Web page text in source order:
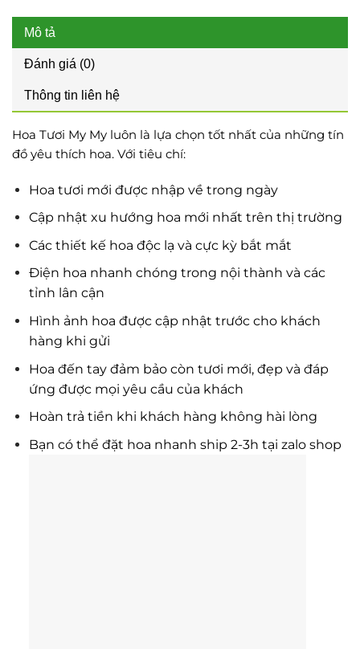
Mô tả
Đánh giá (0)
Thông tin liên hệ
Hoa Tươi My My luôn là lựa chọn tốt nhất của những tín
đồ yêu thích hoa. Với tiêu chí:
Hoa tươi mới được nhập về trong ngày
Cập nhật xu hướng hoa mới nhất trên thị trường
Các thiết kế hoa độc lạ và cực kỳ bắt mắt
Điện hoa nhanh chóng trong nội thành và các
tỉnh lân cận
Hình ảnh hoa được cập nhật trước cho khách
hàng khi gửi
Hoa đến tay đảm bảo còn tươi mới, đẹp và đáp
ứng được mọi yêu cầu của khách
Hoàn trả tiền khi khách hàng không hài lòng
Bạn có thể đặt hoa nhanh ship 2-3h tại zalo shop